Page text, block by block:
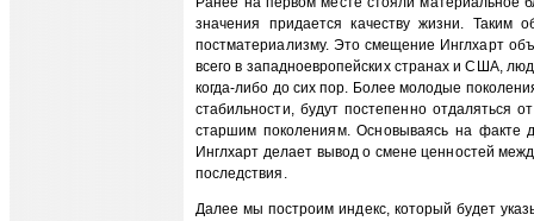
значения придается качеству жизни. Таким
постматериализму. Это смещение Инглхарт
всего в западноевропейских странах и США,
когда-либо до сих пор. Более молодые
стабильности, будут постепенно отдаляться
старшим поколениям. Основываясь на факте
Инглхарт делает вывод о смене ценностей
последствия.
Далее мы построим индекс, который будет